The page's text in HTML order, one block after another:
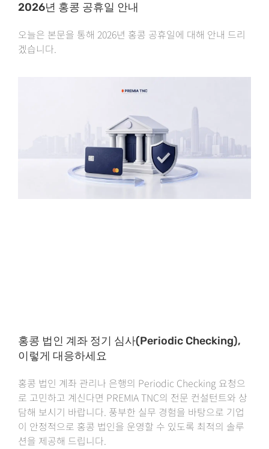
2026년 홍콩 공휴일 안내
오늘은 본문을 통해 2026년 홍콩 공휴일에 대해 안내 드리
겠습니다.
홍콩 법인 계좌 정기 심사(Periodic Checking),
이렇게 대응하세요
홍콩 법인 계좌 관리나 은행의 Periodic Checking 요청으
로 고민하고 계신다면 PREMIA TNC의 전문 컨설턴트와 상
담해 보시기 바랍니다. 풍부한 실무 경험을 바탕으로 기업
이 안정적으로 홍콩 법인을 운영할 수 있도록 최적의 솔루
션을 제공해 드립니다.